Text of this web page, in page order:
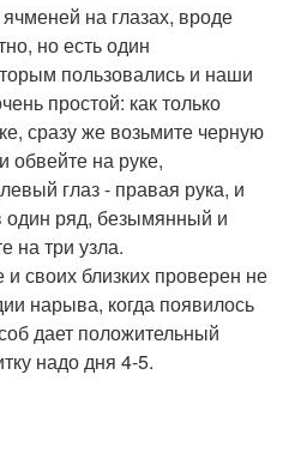
на глазах, вроде
но есть один
пользовались и наши
простой: как только
сразу же возьмите черную
обвейте на руке,
глаз - правая рука, и
один ряд, безымянный и
на три узла.
своих близких проверен не
нарыва, когда появилось
дает положительный
надо дня 4-5.